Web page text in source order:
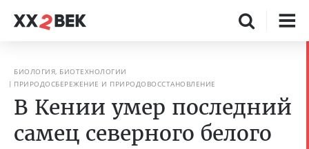
БИОЛОГИЯ, БИОТЕХНОЛОГИИ
ПРИРОДОСБЕРЕЖЕНИЕ И ПРИРОДОВОССТАНОВЛЕНИЕ
В Кении умер последний
самец северного белого